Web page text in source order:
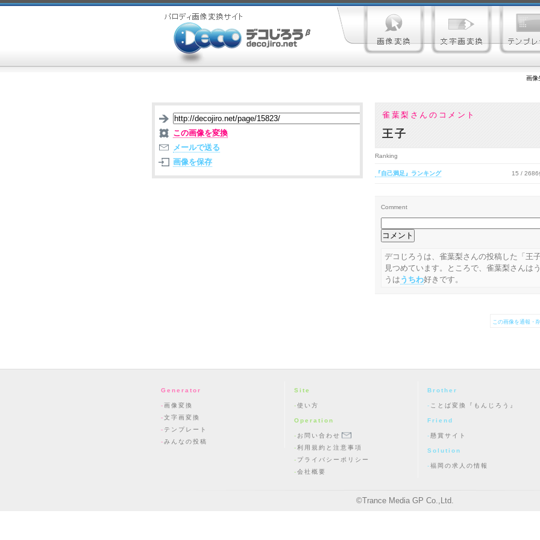
画像
雀葉梨さんのコメント
王子
この画像を変換
メールで送る
画像を保存
Ranking
『自己満足』ランキング 15 / 2686
Comment
デコじろうは、雀葉梨さんの投稿した「王
見つめています。ところで、雀葉梨さん
うは うちわ好きです。
この画像を通報・
Generator
画像変換
文字画変換
テンプレート
みんなの投稿
Site
使い方
Operation
お問い合わせ
利用規約と注意事項
プライバシーポリシー
会社概要
Brother
ことば変換『もんじろう』
Friend
懸賞サイト
Solution
福岡の求人の情報
©Trance Media GP Co.,Ltd.